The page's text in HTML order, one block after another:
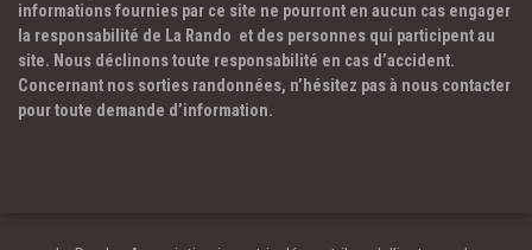
informations fournies par ce site ne pourront en aucun cas engager
la responsabilité de La Rando et des personnes qui participent au
site. Nous déclinons toute responsabilité en cas d’accident.
Concernant nos sorties randonnées, n’hésitez pas à nous contacter
pour toute demande d’information.